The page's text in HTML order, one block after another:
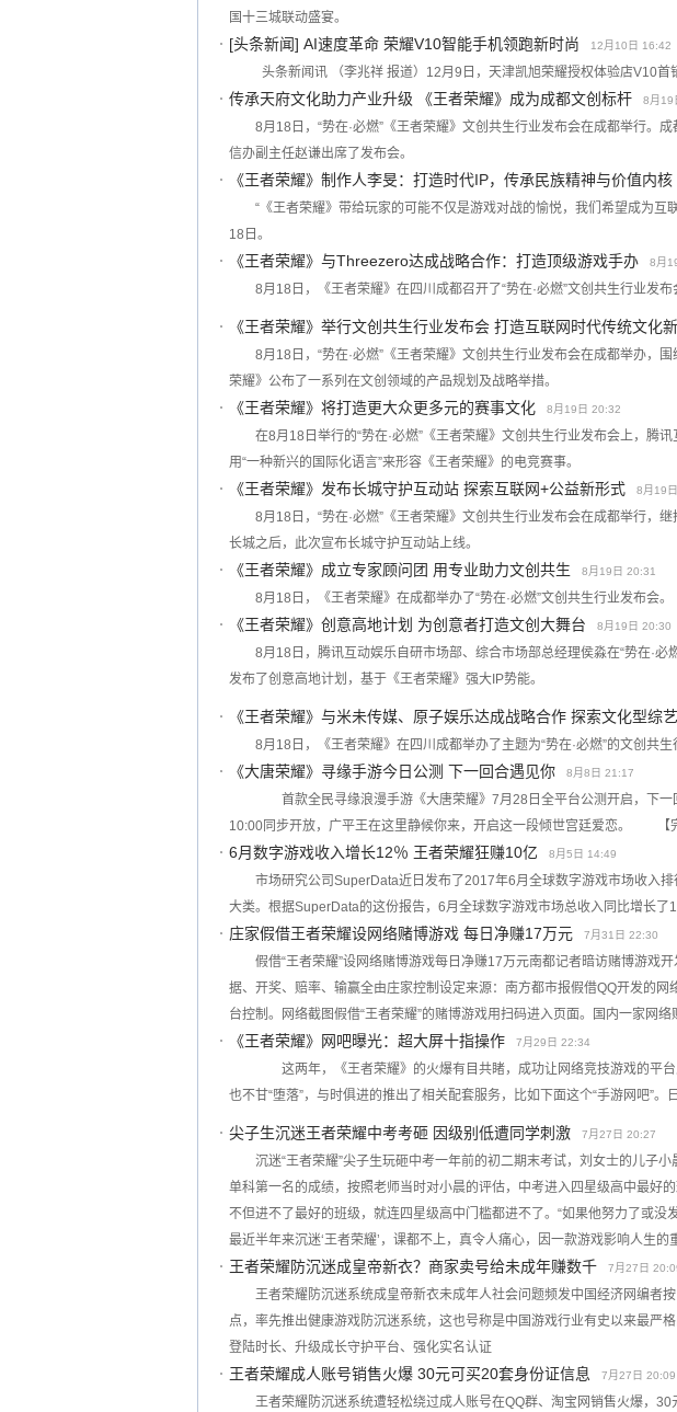
国十三城联动盛宴。
[头条新闻] AI速度革命 荣耀V10智能手机领跑新时尚 12月10日 16:42
头条新闻讯 （李兆祥 报道）12月9日，天津凯旭荣耀授权体验店V10首
传承天府文化助力产业升级 《王者荣耀》成为成都文创标杆 8月19
8月18日，“势在·必燃”《王者荣耀》文创共生行业发布会在成都举行。
信办副主任赵谦出席了发布会。
《王者荣耀》制作人李旻：打造时代IP，传承民族精神与价值内核
“《王者荣耀》带给玩家的可能不仅是游戏对战的愉悦，我们希望成为互
18日。
《王者荣耀》与Threezero达成战略合作：打造顶级游戏手办 8月
8月18日，《王者荣耀》在四川成都召开了“势在·必燃”文创共生行业发布
《王者荣耀》举行文创共生行业发布会 打造互联网时代传统文化新
8月18日，“势在·必燃”《王者荣耀》文创共生行业发布会在成都举办，
荣耀》公布了一系列在文创领域的产品规划及战略举措。
《王者荣耀》将打造更大众更多元的赛事文化 8月19日 20:32
在8月18日举行的“势在·必燃”《王者荣耀》文创共生行业发布会上，腾
用“一种新兴的国际化语言”来形容《王者荣耀》的电竞赛事。
《王者荣耀》发布长城守护互动站 探索互联网+公益新形式 8月19
8月18日，“势在·必燃”《王者荣耀》文创共生行业发布会在成都举行，
长城之后，此次宣布长城守护互动站上线。
《王者荣耀》成立专家顾问团 用专业助力文创共生 8月19日 20:31
8月18日，《王者荣耀》在成都举办了“势在·必燃”文创共生行业发布会。
《王者荣耀》创意高地计划 为创意者打造文创大舞台 8月19日 20:30
8月18日，腾讯互动娱乐自研市场部、综合市场部总经理侯淼在“势在·必
发布了创意高地计划，基于《王者荣耀》强大IP势能。
《王者荣耀》与米未传媒、原子娱乐达成战略合作 探索文化型综
8月18日，《王者荣耀》在四川成都举办了主题为“势在·必燃”的文创共生
《大唐荣耀》寻缘手游今日公测 下一回合遇见你 8月8日 21:17
首款全民寻缘浪漫手游《大唐荣耀》7月28日全平台公测开启，下一
10:00同步开放，广平王在这里静候你来，开启这一段倾世宫廷爱恋。 【
6月数字游戏收入增长12％ 王者荣耀狂赚10亿 8月5日 14:49
市场研究公司SuperData近日发布了2017年6月全球数字游戏市场收入
大类。根据SuperData的这份报告，6月全球数字游戏市场总收入同比增长了
庄家假借王者荣耀设网络赌博游戏 每日净赚17万元 7月31日 22:30
假借“王者荣耀”设网络赌博游戏每日净赚17万元南都记者暗访赌博游戏
据、开奖、赔率、输赢全由庄家控制设定来源：南方都市报假借QQ开发的
台控制。网络截图假借“王者荣耀”的赌博游戏用扫码进入页面。国内一家网络
《王者荣耀》网吧曝光：超大屏十指操作 7月29日 22:34
这两年，《王者荣耀》的火爆有目共睹，成功让网络竞技游戏的平
也不甘“堕落”，与时俱进的推出了相关配套服务，比如下面这个“手游网吧”。
尖子生沉迷王者荣耀中考考砸 因级别低遭同学刺激 7月27日 20:27
沉迷“王者荣耀”尖子生玩砸中考一年前的初二期末考试，刘女士的儿子
单科第一名的成绩，按照老师当时对小晨的评估，中考进入四星级高中最好
不但进不了最好的班级，就连四星级高中门槛都进不了。“如果他努力了或没
最近半年来沉迷‘王者荣耀’，课都不上，真令人痛心，因一款游戏影响人生的
王者荣耀防沉迷成皇帝新衣？商家卖号给未成年赚数千 7月27日
王者荣耀防沉迷系统成皇帝新衣未成年人社会问题频发中国经济网编者
点，率先推出健康游戏防沉迷系统，这也号称是中国游戏行业有史以来最严
登陆时长、升级成长守护平台、强化实名认证
王者荣耀成人账号销售火爆 30元可买20套身份证信息 7月27日 20:09
王者荣耀防沉迷系统遭轻松绕过成人账号在QQ群、淘宝网销售火爆，